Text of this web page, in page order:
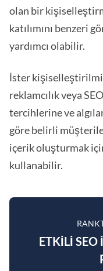
olan bir
katılımını benzeri
yardımcı olabilir.
İster
reklamcılık veya
tercihlerine ve
göre belirli
içerik oluşturmak
kullanabilir.
ETKILI SEO